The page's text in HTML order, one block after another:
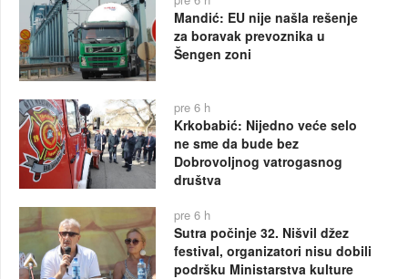
Mandić: EU nije našla rešenje
za boravak prevoznika u
Šengen zoni
pre 6 h
Krkobabić: Nijedno veće selo
ne sme da bude bez
Dobrovoljnog vatrogasnog
društva
pre 6 h
Sutra počinje 32. Nišvil džez
festival, organizatori nisu dobili
podršku Ministarstva kulture